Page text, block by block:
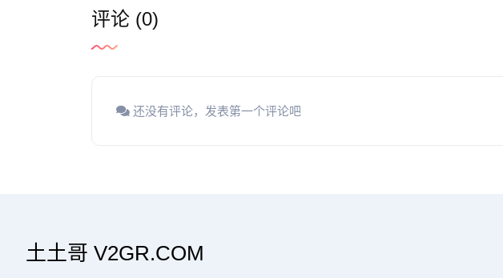
评论 (0)
还没有评论，发表第一个评论吧
土土哥 V2GR.COM